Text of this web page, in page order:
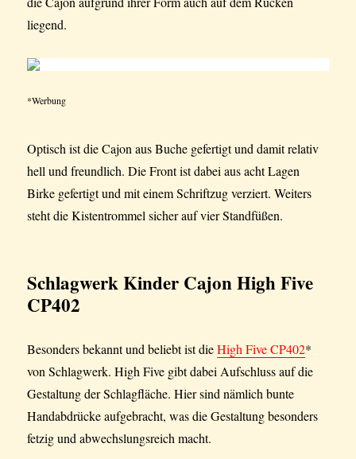
liegend.
*Werbung
Optisch ist die Cajon aus Buche gefertigt und damit relativ
hell und freundlich. Die Front ist dabei aus acht Lagen
Birke gefertigt und mit einem Schriftzug verziert. Weiters
steht die Kistentrommel sicher auf vier Standfüßen.
Schlagwerk Kinder CajonHigh Five
CP402
Besonders bekannt und beliebt ist dieHigh Five CP402*
von Schlagwerk. High Five gibt dabei Aufschluss auf die
Gestaltung der Schlagfläche. Hier sind nämlich bunte
Handabdrücke aufgebracht, was die Gestaltung besonders
fetzig und abwechslungsreich macht.